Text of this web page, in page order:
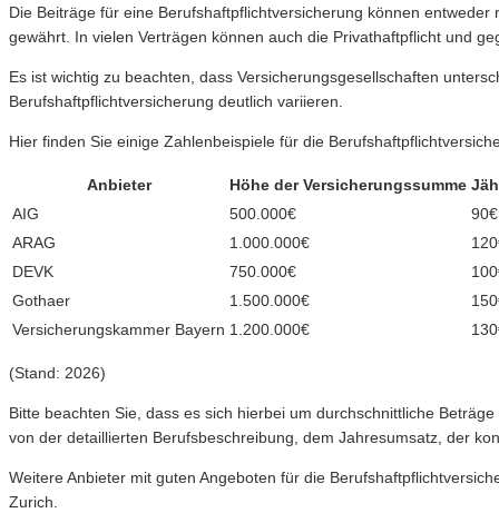
Die Beiträge für eine Berufshaftpflichtversicherung können
gewährt. In vielen Verträgen können auch die Privathaftpflicht und
Es ist wichtig zu beachten, dass Versicherungsgesellschaften
Berufshaftpflichtversicherung deutlich variieren.
Hier finden Sie einige Zahlenbeispiele für die
Anbieter Höhe der Versicherungssumme
AIG
500.000€
ARAG
1.000.000€
DEVK
750.000€
Gothaer
1.500.000€
Versicherungskammer Bayern 1.200.000€
(Stand: 2026)
Bitte beachten Sie, dass es sich hierbei um durchschnittliche
von der detaillierten Berufsbeschreibung, dem Jahresumsatz, der
Weitere Anbieter mit guten Angeboten für die
Zurich.